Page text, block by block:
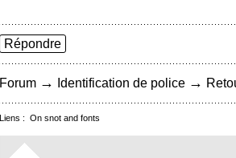
Répondre
Forum → Identification de police →
Liens : On snot and fonts